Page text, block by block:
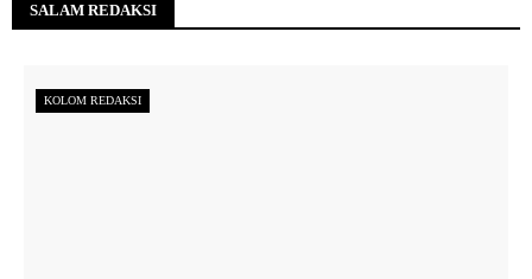
SALAM REDAKSI
KOLOM REDAKSI